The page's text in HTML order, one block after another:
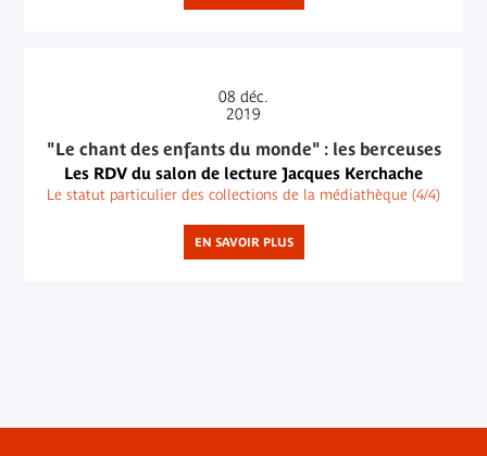
08 déc.
2019
"Le chant des enfants du monde" : les berceuses
Les RDV du salon de lecture Jacques Kerchache
Le statut particulier des collections de la médiathèque (4/4)
EN SAVOIR PLUS